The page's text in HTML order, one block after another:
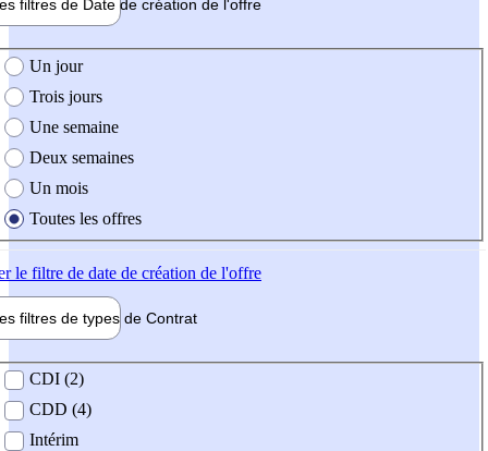
filtres de Date de création de l'offre
création de l'offre
Un jour
Trois jours
Une semaine
Deux semaines
Un mois
Toutes les offres
le filtre de date de création de l'offre
filtres de types de Contrat
contrat
CDI (2)
CDD (4)
Intérim